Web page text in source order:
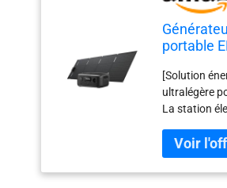
portable
panneau
W, 245
capacité,
puissance
temps de
< 20ms,
[Solution
ultralégère
La station
3 est 30 %
les modèles
l'industrie,